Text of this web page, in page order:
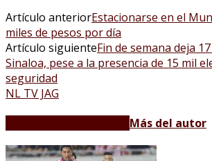
Artículo anteriorEstacionarse en el
miles de pesos por día
Artículo siguienteFin de semana deja
Sinaloa, pese a la presencia de 15 mil
seguridad
NL TV JAG
Más del autor